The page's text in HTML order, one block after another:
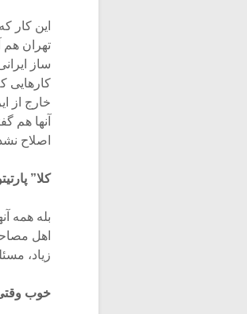
این کار
تهران هم
ساز
کارهایی
خارج از
آنها هم
اصلاح
کلا”
بله همه
اهل
زیاد،
خوب